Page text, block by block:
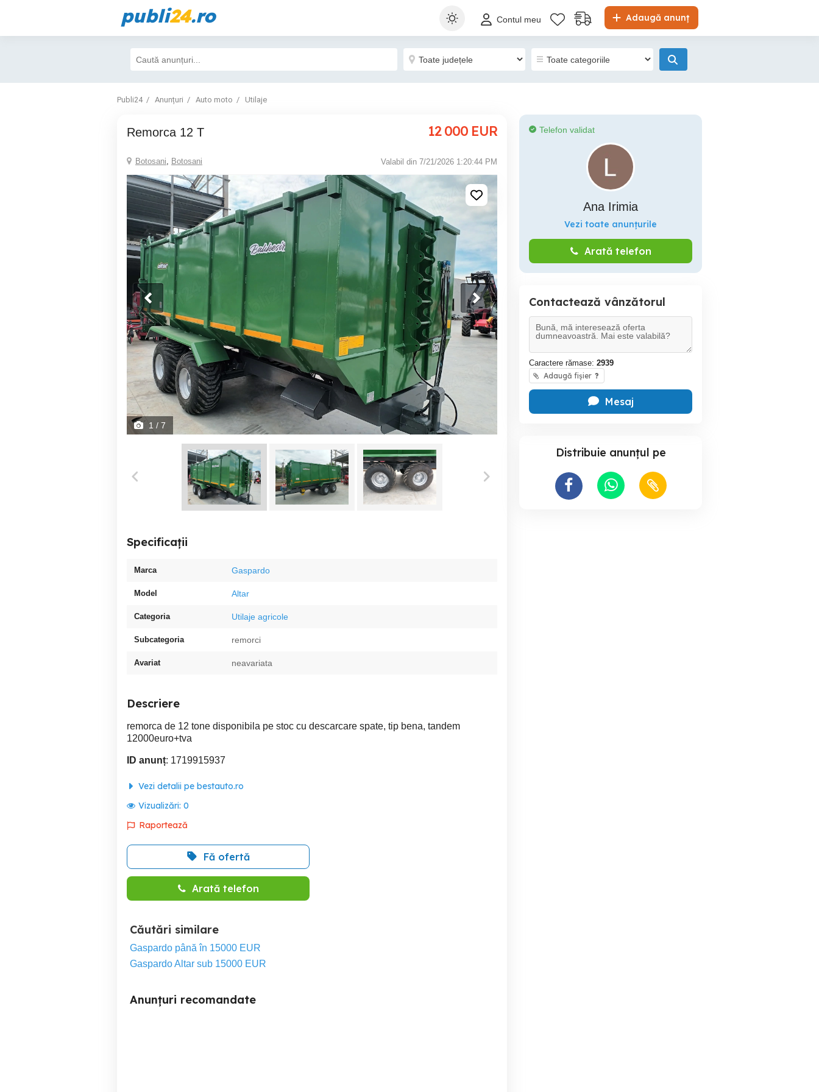
publi24.ro Adaugă anunț
Contul meu
Publi24 Anunțuri Auto moto Utilaje
Remorca 12 T 12 000 EUR
Botosani, Botosani Valabil din 7/21/2026 1:20:44 PM
1 / 7
Specificații
Marca Gaspardo
Model Altar
Categoria Utilaje agricole
Subcategoria remorci
Avariat neavariata
Descriere
remorca de 12 tone disponibila pe stoc cu descarcare spate, tip bena, tandem
12000euro+tva
ID anunț: 1719915937
Vezi detalii pe bestauto.ro
Vizualizări: 0
Raportează
Fă ofertă
Arată telefon
Căutări similare
Gaspardo până în 15000 EUR
Gaspardo Altar sub 15000 EUR
Anunțuri recomandate
Telefon validat
Ana Irimia
Vezi toate anunțurile
Arată telefon
Contactează vânzătorul
Caractere rămase: 2939
Adaugă fișier ?
Mesaj
Distribuie anunțul pe